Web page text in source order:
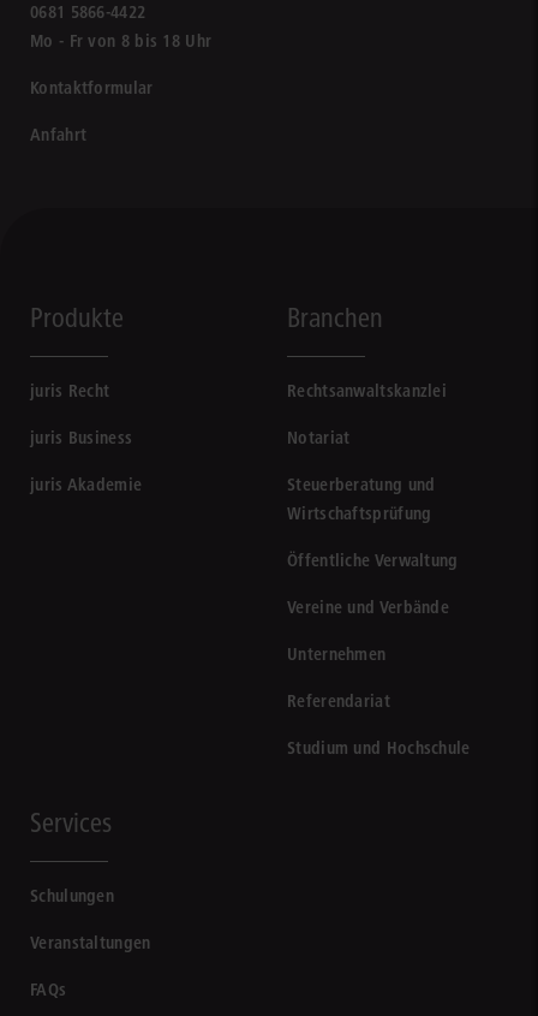
0681 5866-4422
Mo - Fr von 8 bis 18 Uhr
Kontaktformular
Anfahrt
Produkte
juris Recht
juris Business
juris Akademie
Branchen
Rechtsanwaltskanzlei
Notariat
Steuerberatung und
Wirtschaftsprüfung
Öffentliche Verwaltung
Vereine und Verbände
Unternehmen
Referendariat
Studium und Hochschule
Services
Schulungen
Veranstaltungen
FAQs